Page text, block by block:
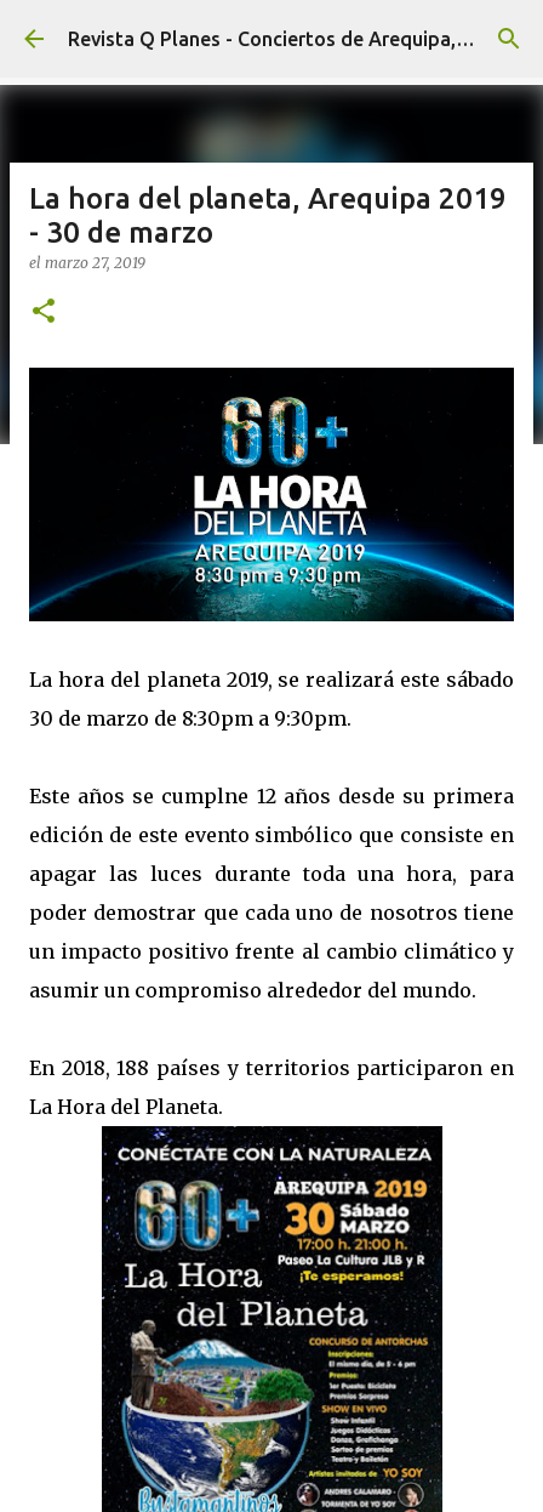
Ir al contenido principal Revista Q Planes - Conciertos de Arequipa, fiestas, eventos y Cultura
La hora del planeta, Arequipa 2019
- 30 de marzo
el marzo 27, 2019
La hora del planeta 2019, se realizará este sábado
30 de marzo de 8:30pm a 9:30pm.
Este años se cumplne 12 años desde su primera
edición de este evento simbólico que consiste en
apagar las luces durante toda una hora, para
poder demostrar que cada uno de nosotros tiene
un impacto positivo frente al cambio climático y
asumir un compromiso alrededor del mundo.
En 2018, 188 países y territorios participaron en
La Hora del Planeta.